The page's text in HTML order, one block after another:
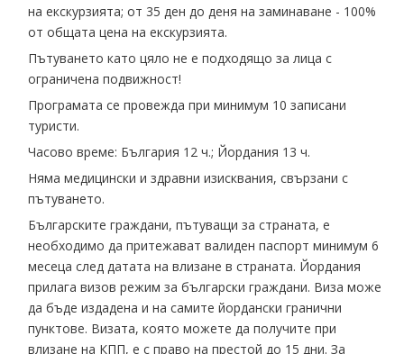
на екскурзията; от 35 ден до деня на заминаване - 100%
от общата цена на екскурзията.
Пътуването като цяло не е подходящо за лица с
ограничена подвижност!
Програмата се провежда при минимум 10 записани
туристи.
Часово време: България 12 ч.; Йордания 13 ч.
Няма медицински и здравни изисквания, свързани с
пътуването.
Българските граждани, пътуващи за страната, е
необходимо да притежават валиден паспорт минимум 6
месеца след датата на влизане в страната. Йордания
прилага визов режим за български граждани. Виза може
да бъде издадена и на самите йордански гранични
пунктове. Визата, която можете да получите при
влизане на КПП, е с право на престой до 15 дни. За